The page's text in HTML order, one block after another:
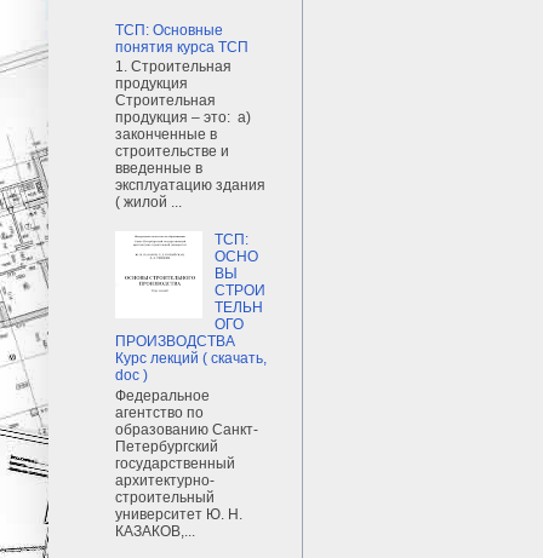
ТСП: Основные
понятия курса ТСП
1. Строительная
продукция
Строительная
продукция – это: а)
законченные в
строительстве и
введенные в
эксплуатацию здания
( жилой ...
ТСП:
ОСНО
ВЫ
СТРОИ
ТЕЛЬН
ОГО
ПРОИЗВОДСТВА
Курс лекций ( скачать,
doc )
Федеральное
агентство по
образованию Санкт-
Петербургский
государственный
архитектурно-
строительный
университет Ю. Н.
КАЗАКОВ,...